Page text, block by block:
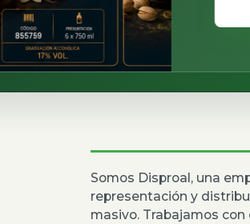
VER CATALOGO
Somos Disproal, una
representación y
masivo. Trabajamos